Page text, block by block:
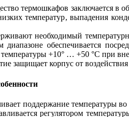
термошкафов заключается в
температур, выпадения
необходимый
диапазоне обеспечивается
+10° … +50 °С при
защищает корпус от
поддержание температуры
регулятором